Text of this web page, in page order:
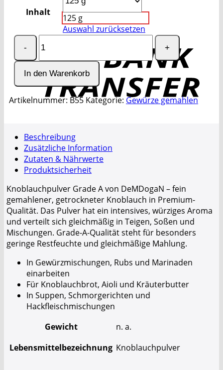
Inhalt
125 g
Auswahl zurücksetzen
Grade
A
Menge
In den Warenkorb
Artikelnummer: B55 Kategorie: Gewürze gemahlen
Beschreibung
Zusätzliche Information
Zutaten & Nährwerte
Produktsicherheit
Knoblauchpulver Grade A von DeMDogaN – fein
gemahlener, getrockneter Knoblauch in Premium-
Qualität. Das Pulver hat ein intensives, würziges Aroma
und verteilt sich gleichmäßig in Teigen, Soßen und
Mischungen. Grade-A-Qualität steht für besonders
geringe Restfeuchte und gleichmäßige Mahlung.
In Gewürzmischungen, Rubs und Marinaden
einarbeiten
Für Knoblauchbrot, Aioli und Kräuterbutter
In Suppen, Schmorgerichten und
Hackfleischmischungen
Gewicht
n. a.
Lebensmittelbezeichnung Knoblauchpulver